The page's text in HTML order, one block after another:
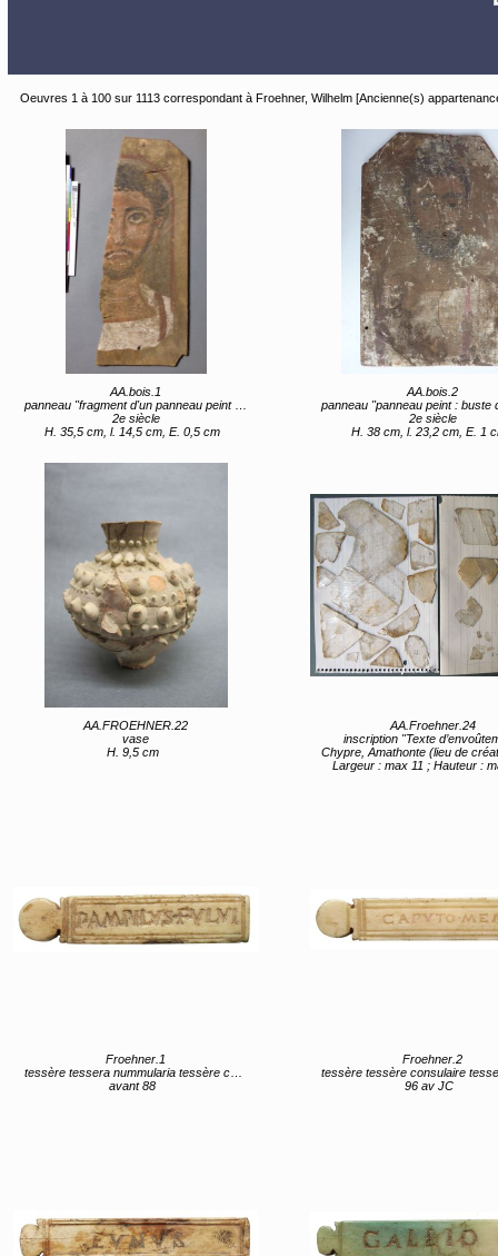
Oeuvres 1 à 100 sur 1113 correspondant à Froehner, Wilhelm [Ancienne(s)
AA.bois.1
panneau "fragment d'un panneau peint : buste d'homme de face"
2e siècle
H. 35,5 cm, l. 14,5 cm, E. 0,5 cm
AA.bois.2
panneau "panneau peint : buste d'homme
2e siècle
H. 38 cm, l. 23,2 cm, E. 1
AA.FROEHNER.22
vase
H. 9,5 cm
AA.Froehner.24
inscription "Texte
Chypre, Amathonte (lieu de création)
Largeur : max 11 ; Hauteur :
Froehner.1
tessère tessera nummularia tessère consulaire tessera nummularia
avant 88
Froehner.2
tessère tessère consulaire tessera
96 av JC